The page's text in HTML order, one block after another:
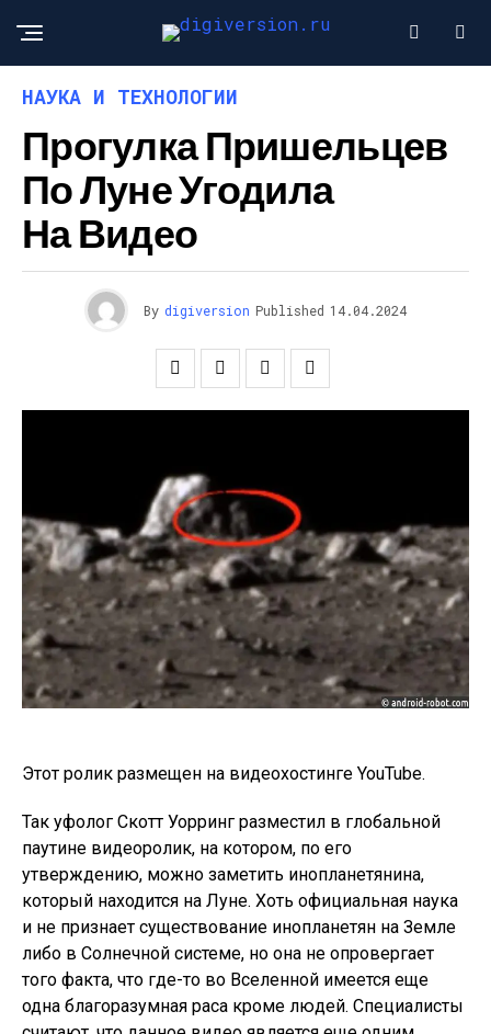
НАУКА И ТЕХНОЛОГИИ
Прогулка Пришельцев
По Луне Угодила
На Видео
By digiversion Published 14.04.2024
Этот ролик размещен на видеохостинге YouTube.
Так уфолог Скотт Уорринг разместил в глобальной
паутине видеоролик, на котором, по его
утверждению, можно заметить инопланетянина,
который находится на Луне. Хоть официальная наука
и не признает существование инопланетян на Земле
либо в Солнечной системе, но она не опровергает
того факта, что где-то во Вселенной имеется еще
одна благоразумная раса кроме людей. Специалисты